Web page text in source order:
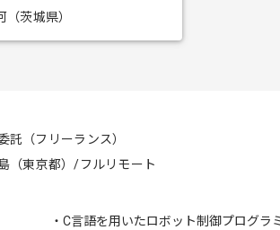
（茨城県）
託（フリーランス）
（東京都）/フルリモート
・C言語を用いたロボット制御プログ